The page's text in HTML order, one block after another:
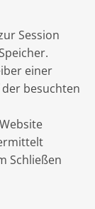
Session
einer
besuchten
Schließen